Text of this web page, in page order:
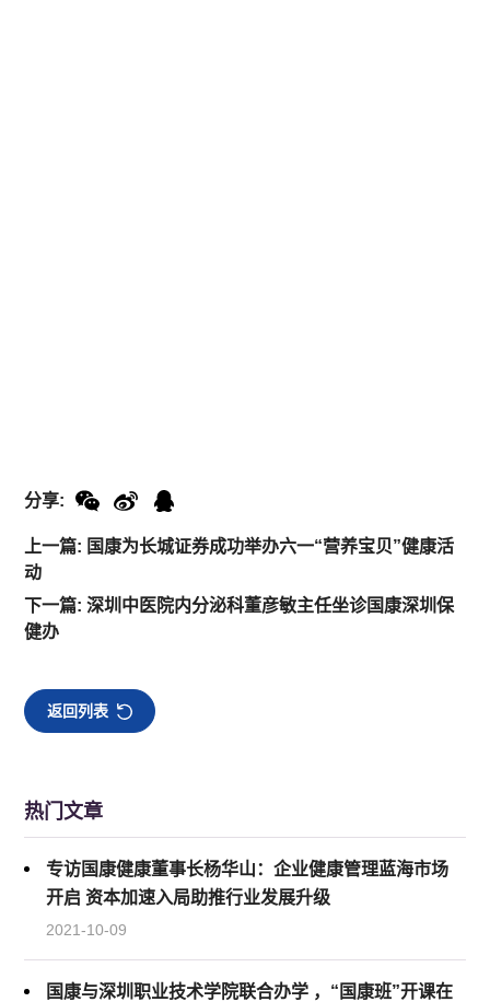
上一篇: 国康为长城证券成功举办六一“营养宝贝”健康活
动
下一篇: 深圳中医院内分泌科董彦敏主任坐诊国康深圳保
健办
分享:
返回列表
热门文章
专访国康健康董事长杨华山：企业健康管理蓝海市场
开启 资本加速入局助推行业发展升级
2021-10-09
国康与深圳职业技术学院联合办学 ，“国康班”开课在